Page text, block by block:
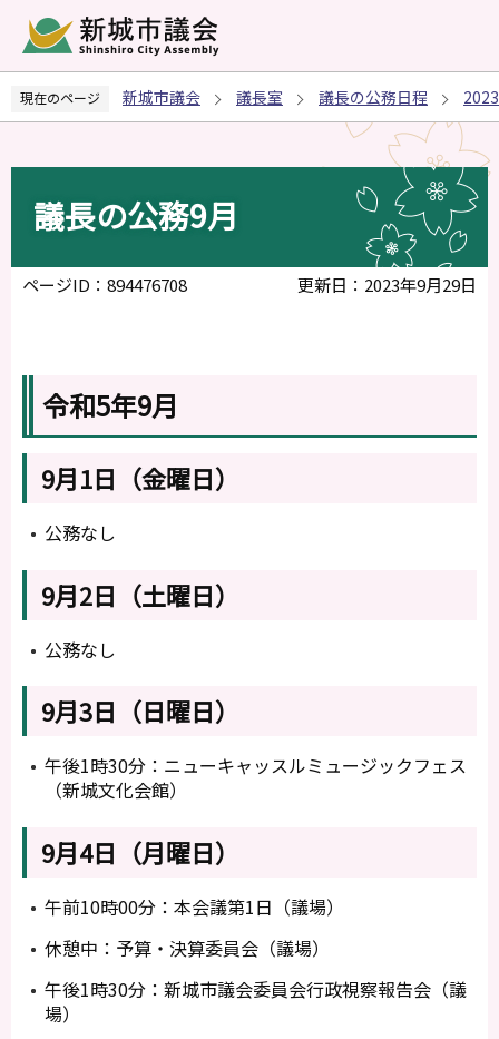
ペ
の
現在のページ 新城市議会 議長室 議長の公務日程
議長の公務9月
ページID：894476708 更新日：2023年9月29日
令和5年9月
9月1日（金曜日）
公務なし
9月2日（土曜日）
公務なし
9月3日（日曜日）
午後1時30分：ニューキャッスルミュージックフェス
（新城文化会館）
9月4日（月曜日）
午前10時00分：本会議第1日（議場）
休憩中：予算・決算委員会（議場）
午後1時30分：新城市議会委員会行政視察報告会（議
場）